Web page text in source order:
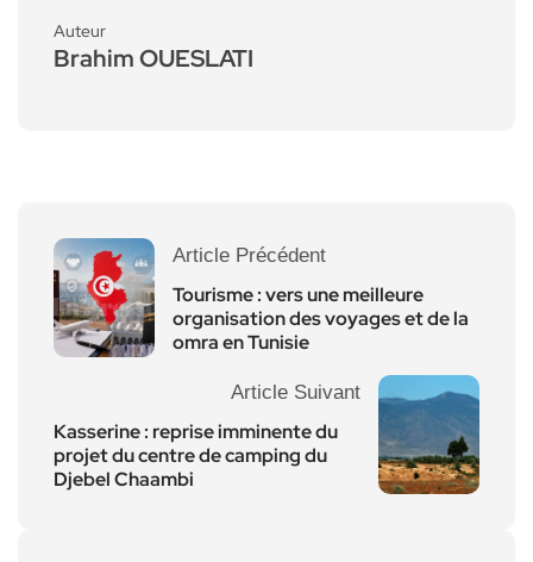
Auteur
Brahim OUESLATI
Article Précédent
Tourisme : vers une meilleure
organisation des voyages et de la
omra en Tunisie
Article Suivant
Kasserine : reprise imminente du
projet du centre de camping du
Djebel Chaambi